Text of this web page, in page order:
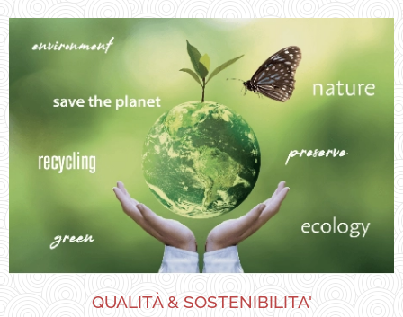
QUALITÀ & SOSTENIBILITA'